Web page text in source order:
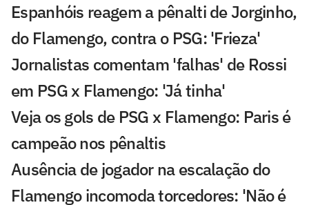
Espanhóis reagem a pênalti de Jorginho,
do Flamengo, contra o PSG: 'Frieza'
Jornalistas comentam 'falhas' de Rossi
em PSG x Flamengo: 'Já tinha'
Veja os gols de PSG x Flamengo: Paris é
campeão nos pênaltis
Ausência de jogador na escalação do
Flamengo incomoda torcedores: 'Não é